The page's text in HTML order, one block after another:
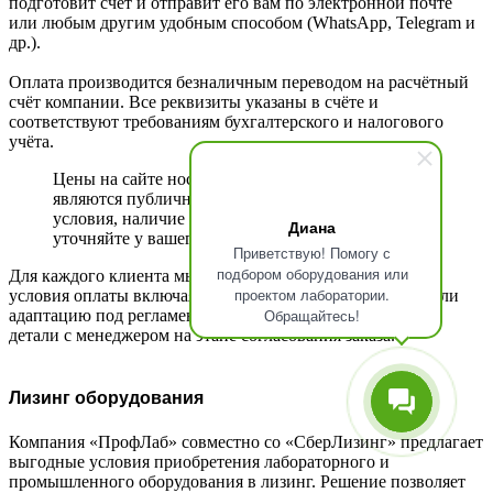
Диана
Приветствую! Помогу с
подбором оборудования или
проектом лаборатории.
Обращайтесь!
или любым другим удобным способом (WhatsApp, Telegram и
др.).
Оплата производится безналичным переводом на расчётный
счёт компании. Все реквизиты указаны в счёте и
соответствуют требованиям бухгалтерского и налогового
учёта.
Цены на сайте носят справочный характер и не
являются публичной офертой. Актуальные
условия, наличие и окончательную стоимость
уточняйте у вашего персонального менеджера.
Для каждого клиента мы предлагаем индивидуальные
условия оплаты включая отсрочку, этапность платежей или
адаптацию под регламент вашей организации. Обсудите
детали с менеджером на этапе согласования заказа.
Лизинг оборудования
Компания «ПрофЛаб» совместно со «СберЛизинг» предлагает
выгодные условия приобретения лабораторного и
промышленного оборудования в лизинг. Решение позволяет